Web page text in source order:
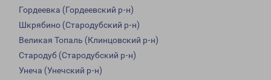
Гордеевка (Гордеевский р-н)
Шкрябино (Стародубский р-н)
Великая Топаль (Клинцовский р-н)
Стародуб (Стародубский р-н)
Унеча (Унечский р-н)